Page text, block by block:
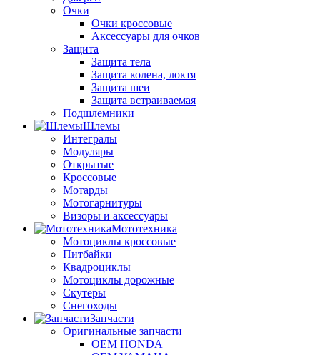
Очки
Очки кроссовые
Аксессуары для очков
Защита
Защита тела
Защита колена, локтя
Защита шеи
Защита встраиваемая
Подшлемники
Шлемы
Интегралы
Модуляры
Открытые
Кроссовые
Мотарды
Мотогарнитуры
Визоры и аксессуары
Мототехника
Мотоциклы кроссовые
Питбайки
Квадроциклы
Мотоциклы дорожные
Скутеры
Снегоходы
Запчасти
Оригинальные запчасти
OEM HONDA